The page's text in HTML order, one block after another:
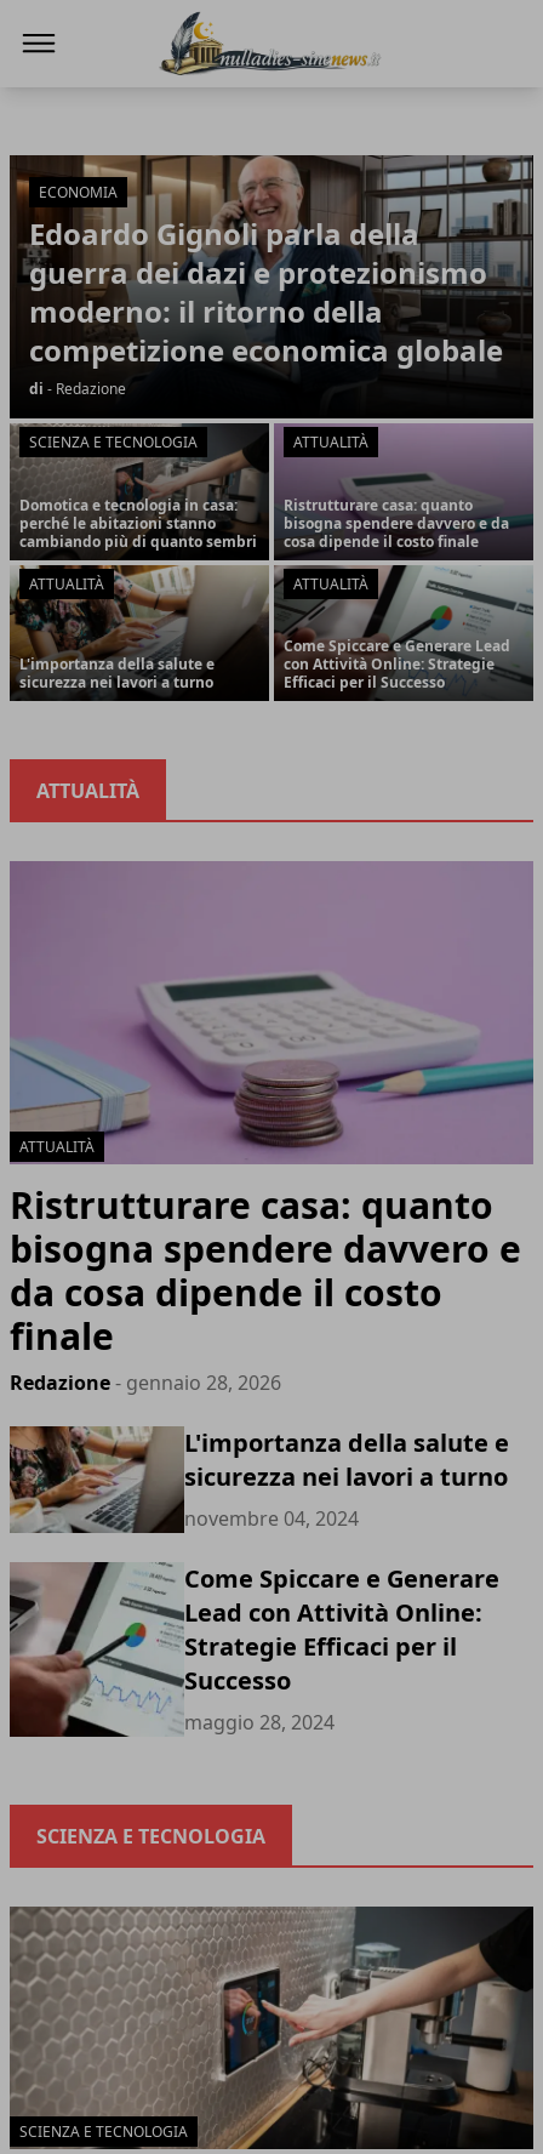
Articoli in Evidenza
ECONOMIA
Edoardo Gignoli parla della
guerra dei dazi e protezionismo
moderno: il ritorno della
competizione economica globale
di - Redazione
SCIENZA E TECNOLOGIA
Domotica e tecnologia in casa:
perché le abitazioni stanno
cambiando più di quanto sembri
ATTUALITÀ
Ristrutturare casa: quanto
bisogna spendere davvero e da
cosa dipende il costo finale
ATTUALITÀ
L'importanza della salute e
sicurezza nei lavori a turno
ATTUALITÀ
Come Spiccare e Generare Lead
con Attività Online: Strategie
Efficaci per il Successo
ATTUALITÀ
ATTUALITÀ
Ristrutturare casa: quanto
bisogna spendere davvero e
da cosa dipende il costo
finale
Redazione- gennaio 28, 2026
L'importanza della salute e
sicurezza nei lavori a turno
novembre 04, 2024
Come Spiccare e Generare
Lead con Attività Online:
Strategie Efficaci per il
Successo
maggio 28, 2024
SCIENZA E TECNOLOGIA
SCIENZA E TECNOLOGIA